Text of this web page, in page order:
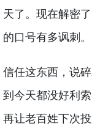
天了。现在解密
的口号有多讽刺。
信任这东西，说
到今天都没好利
再让老百姓下次